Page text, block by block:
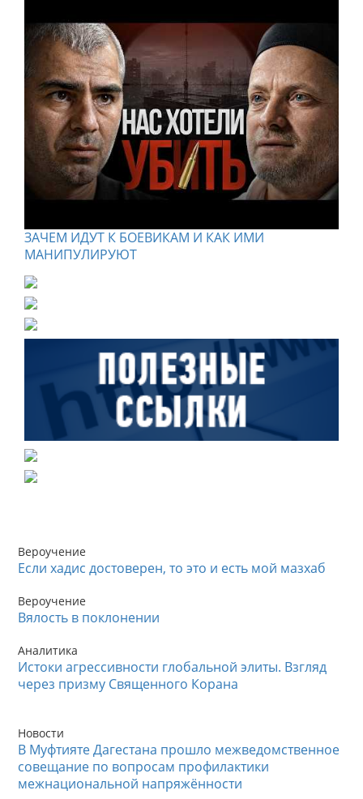
ЗАЧЕМ ИДУТ К БОЕВИКАМ И КАК ИМИ
МАНИПУЛИРУЮТ
Вероучение
Если хадис достоверен, то это и есть мой мазхаб
Вероучение
Вялость в поклонении
Аналитика
Истоки агрессивности глобальной элиты. Взгляд
через призму Священного Корана
Новости
В Муфтияте Дагестана прошло межведомственное
совещание по вопросам профилактики
межнациональной напряжённости